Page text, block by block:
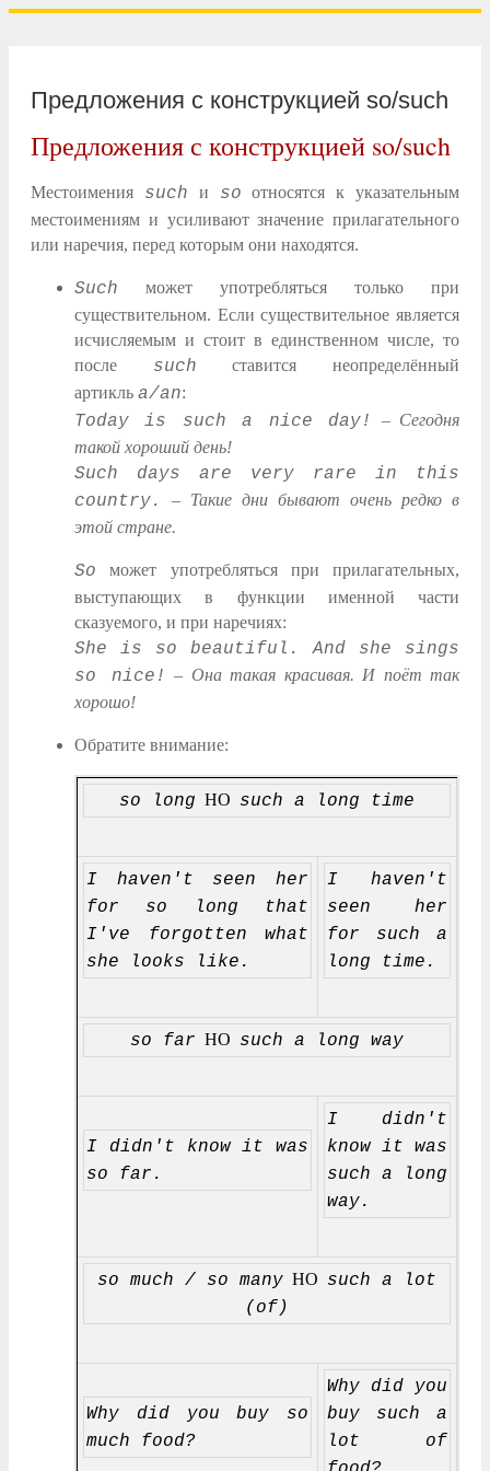
Предложения с конструкцией so/such
Предложения с конструкцией so/such
Местоимения such и so относятся к указательным
местоимениям и усиливают значение прилагательного
или наречия, перед которым они находятся.
Such может употребляться только при
существительном. Если существительное является
исчисляемым и стоит в единственном числе, то
после such ставится неопределённый
артикль a/an:
Today is such a nice day! – Сегодня
такой хороший день!
Such days are very rare in this
country.
– Такие дни бывают очень редко в
этой стране.
So может употребляться при прилагательных,
выступающих в функции именной части
сказуемого, и при наречиях:
She is so beautiful. And she sings
so nice! – Она такая красивая. И поёт так
хорошо!
Обратите внимание:
so long НО such a long time
I haven't seen her
for so long that
I've forgotten what
she looks like.
I haven't
seen her
for such a
long time.
so far НО such a long way
I didn't know it was
so far.
I didn't
know it was
such a long
way.
so much / so many НО such a lot
(of)
Why did you buy so
much food?
Why did you
buy such a
lot of